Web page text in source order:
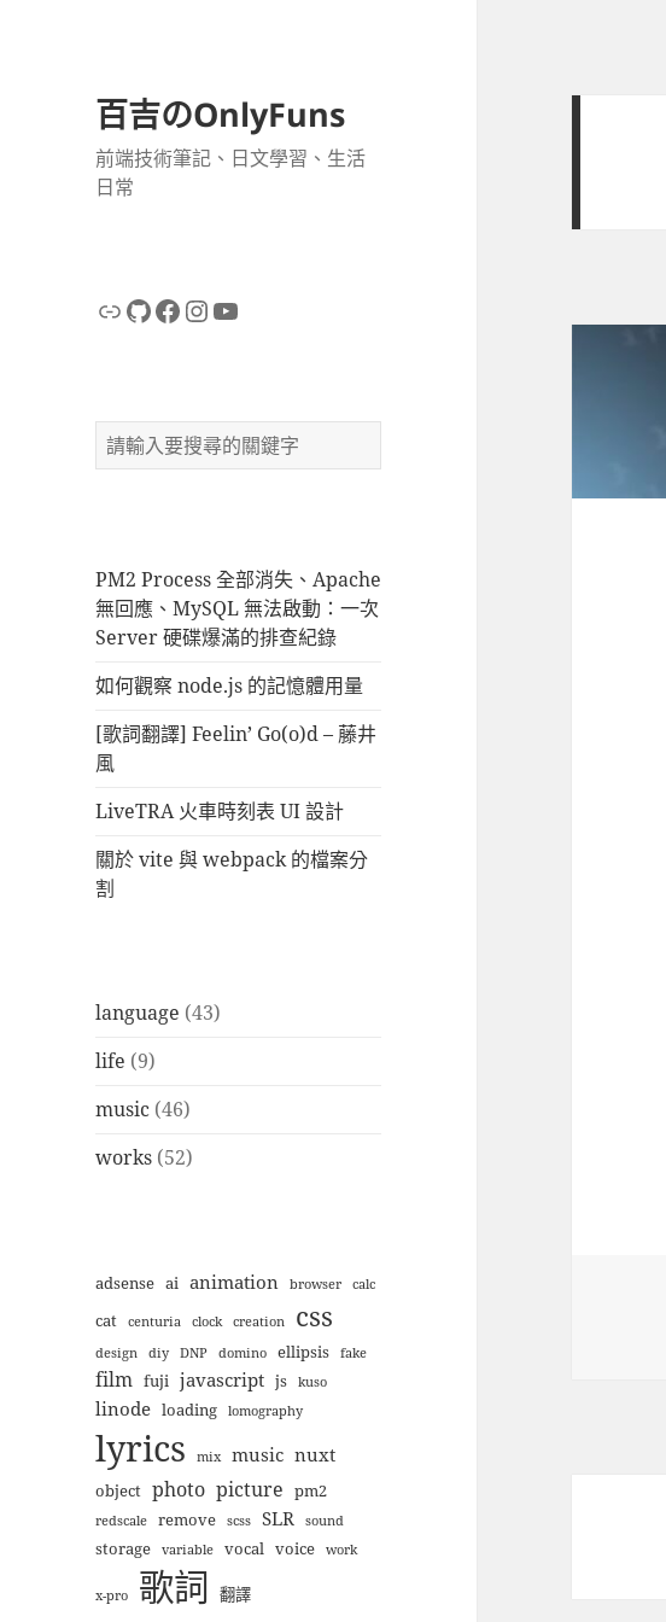
百吉のOnlyFuns
前端技術筆記、日文學習、生活
日常
連結GitHub
Facebook
Instagram
YouTube
搜
尋
PM2 Process 全部消失、Apache
無回應、MySQL 無法啟動：一次
Server 硬碟爆滿的排查紀錄
如何觀察 node.js 的記憶體用量
[歌詞翻譯] Feelin’ Go(o)d – 藤井
風
LiveTRA 火車時刻表 UI 設計
關於 vite 與 webpack 的檔案分
割
language (43)
life (9)
music (46)
works (52)
adsense ai animation browser calc
cat centuria clock creation css
design diy DNP domino ellipsis fake
film fuji javascript js kuso
linode loading lomography
lyrics mix music nuxt
object photo picture pm2
redscale remove scss SLR sound
storage variable vocal voice work
x-pro 歌詞 翻譯